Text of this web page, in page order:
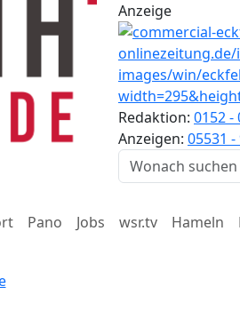
Anzeige
Redaktion: 0152 -
Anzeigen: 05531
Pano Jobs wsr.tv Hameln